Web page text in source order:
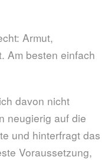
Armut,
Am besten einfach
davon nicht
neugierig auf die
und hinterfragt das
Voraussetzung,